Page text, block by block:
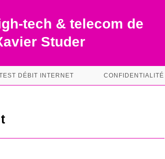
tech & telecom de
Studer
DÉBIT INTERNET CONFIDENTIALITÉ